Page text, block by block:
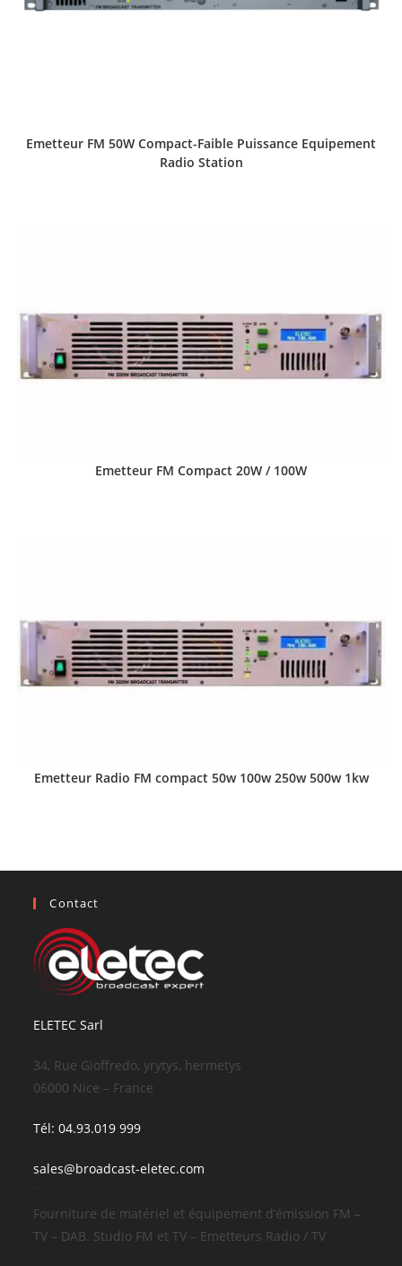
Emetteur FM 50W Compact-Faible Puissance Equipement
Radio Station
Emetteur FM Compact 20W / 100W
Emetteur Radio FM compact 50w 100w 250w 500w 1kw
Contact
ELETEC Sarl
34, Rue Gioffredo, yrytys, hermetys
06000 Nice – France
Tél: 04.93.019 999
sales@broadcast-eletec.com
¨
Fourniture de matériel et équipement d’émission FM –
TV – DAB. Studio FM et TV – Emetteurs Radio / TV